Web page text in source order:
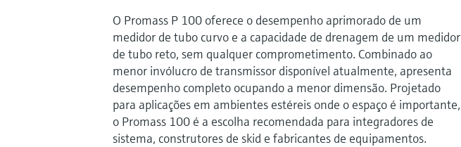
O Promass P 100 oferece o desempenho aprimorado de um
medidor de tubo curvo e a capacidade de drenagem de um medidor
de tubo reto, sem qualquer comprometimento. Combinado ao
menor invólucro de transmissor disponível atualmente, apresenta
desempenho completo ocupando a menor dimensão. Projetado
para aplicações em ambientes estéreis onde o espaço é importante,
o Promass 100 é a escolha recomendada para integradores de
sistema, construtores de skid e fabricantes de equipamentos.